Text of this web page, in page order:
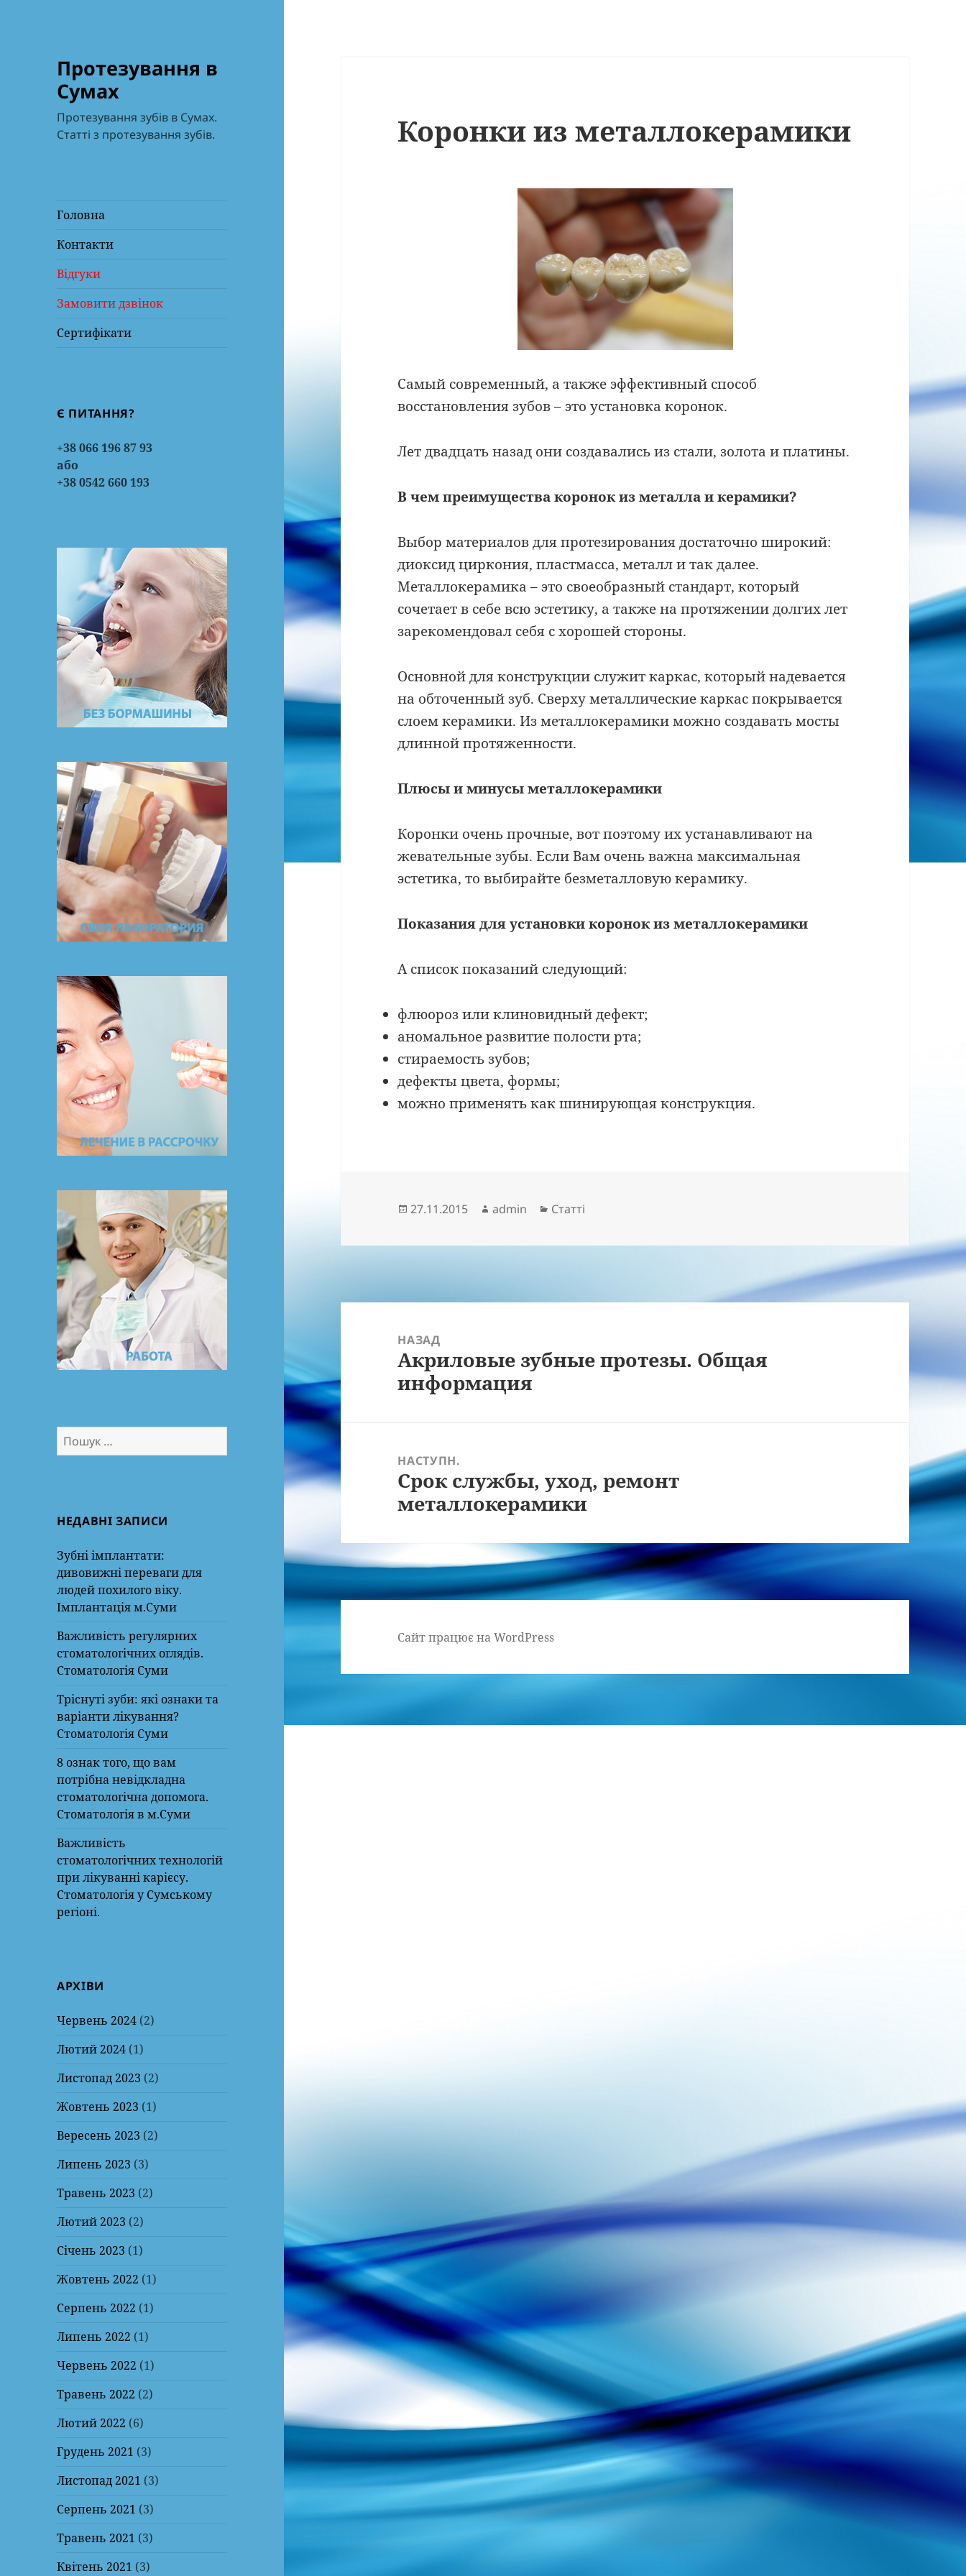
Протезування в
Сумах
Протезування зубів в Сумах.
Статті з протезування зубів.
Головна
Контакти
Відгуки
Замовити дзвінок
Сертифікати
Є ПИТАННЯ?
+38 066 196 87 93
або
+38 0542 660 193
Пошук:
НЕДАВНІ ЗАПИСИ
Зубні імплантати:
дивовижні переваги для
людей похилого віку.
Імплантація м.Суми
Важливість регулярних
стоматологічних оглядів.
Стоматологія Суми
Тріснуті зуби: які ознаки та
варіанти лікування?
Стоматологія Суми
8 ознак того, що вам
потрібна невідкладна
стоматологічна допомога.
Стоматологія в м.Суми
Важливість
стоматологічних технологій
при лікуванні карієсу.
Стоматологія у Сумському
регіоні.
АРХІВИ
Червень 2024 (2)
Лютий 2024 (1)
Листопад 2023 (2)
Жовтень 2023 (1)
Вересень 2023 (2)
Липень 2023 (3)
Травень 2023 (2)
Лютий 2023 (2)
Січень 2023 (1)
Жовтень 2022 (1)
Серпень 2022 (1)
Липень 2022 (1)
Червень 2022 (1)
Травень 2022 (2)
Лютий 2022 (6)
Грудень 2021 (3)
Листопад 2021 (3)
Серпень 2021 (3)
Травень 2021 (3)
Квітень 2021 (3)
Коронки из металлокерамики
Самый современный, а также эффективный способ
восстановления зубов – это установка коронок.
Лет двадцать назад они создавались из стали, золота и платины.
В чем преимущества коронок из металла и керамики?
Выбор материалов для протезирования достаточно широкий:
диоксид циркония, пластмасса, металл и так далее.
Металлокерамика – это своеобразный стандарт, который
сочетает в себе всю эстетику, а также на протяжении долгих лет
зарекомендовал себя с хорошей стороны.
Основной для конструкции служит каркас, который надевается
на обточенный зуб. Сверху металлические каркас покрывается
слоем керамики. Из металлокерамики можно создавать мосты
длинной протяженности.
Плюсы и минусы металлокерамики
Коронки очень прочные, вот поэтому их устанавливают на
жевательные зубы. Если Вам очень важна максимальная
эстетика, то выбирайте безметалловую керамику.
Показания для установки коронок из металлокерамики
А список показаний следующий:
флюороз или клиновидный дефект;
аномальное развитие полости рта;
стираемость зубов;
дефекты цвета, формы;
можно применять как шинирующая конструкция.
Опубліковано
27.11.2015 Автор
admin Категорії
Статті
НАЗАД
Попередній
запис:
Акриловые зубные протезы. Общая
информация
НАСТУПН.
Наступний
запис:
Срок службы, уход, ремонт
металлокерамики
Сайт працює на WordPress